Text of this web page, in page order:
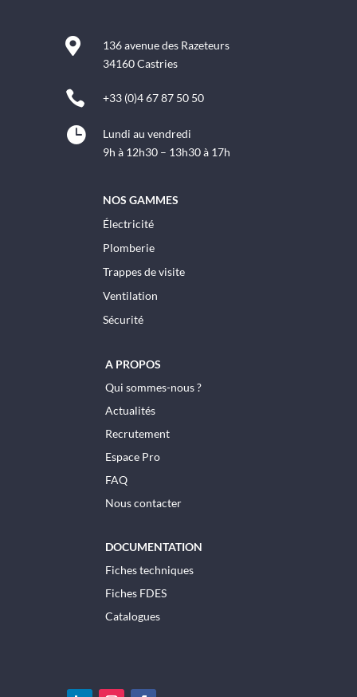

136 avenue des Razeteurs
34160 Castries
 +33 (0)4 67 87 50 50

Lundi au vendredi
9h à 12h30 – 13h30 à 17h
NOS GAMMES
Électricité
Plomberie
Trappes de visite
Ventilation
Sécurité
A PROPOS
Qui sommes-nous ?
Actualités
Recrutement
Espace Pro
FAQ
Nous contacter
DOCUMENTATION
Fiches techniques
Fiches FDES
Catalogues